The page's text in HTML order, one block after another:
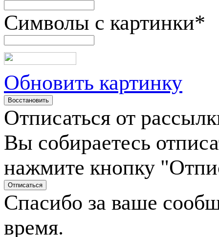
Символы с картинки*
Обновить картинку
Отписаться от
Вы собираетесь
нажмите кнопку
Спасибо за ваше
время.